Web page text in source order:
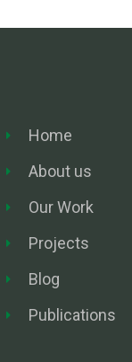
Home
About us
Our Work
Projects
Blog
Publications